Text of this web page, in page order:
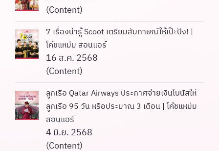
(Content)
7 เรื่องน่ารู้ Scoot เตรียมสัมภาษณ์ให้เป๊ะปัง! |
โค้ชแหม่ม สอนแอร์
16 ส.ค. 2568
(Content)
ลูกเรือ Qatar Airways ประกาศจ่ายเงินโบนัสให้
ลูกเรือ 95 วัน หรือประมาณ 3 เดือน | โค้ชแหม่ม
สอนแอร์
4 มิ.ย. 2568
(Content)